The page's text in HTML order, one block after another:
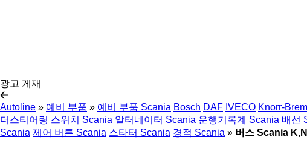
광고 게재
Autoline » 예비 부품 » 예비 부품 Scania Bosch DAF IVECO Knorr-
더스티어링 스위치 Scania 알터네이터 Scania 운행기록계 Scania 배선
Scania 제어 버튼 Scania 스타터 Scania 경적 Scania » 버스 Scania